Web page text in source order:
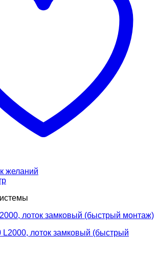
желаний
лоток замковый (быстрый монтаж)